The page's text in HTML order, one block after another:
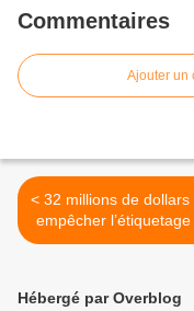
Commentaires
Ajouter un
< 32 millions de dollars pour
empêcher l’étiquetage
OGM en Californie
Hébergé par Overblog